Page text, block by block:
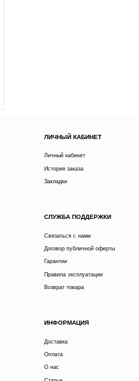
В КОРЗИНУ
ЛИЧНЫЙ КАБИНЕТ
Личный кабинет
История заказа
Закладки
СЛУЖБА ПОДДЕРЖКИ
Связаться с нами
Договор публичной оферты
Гарантии
Правила эксплуатации
Возврат товара
ИНФОРМАЦИЯ
Доставка
Оплата
О нас